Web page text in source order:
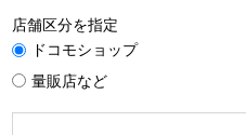
店舗区分を指定
ドコモショップ
量販店など